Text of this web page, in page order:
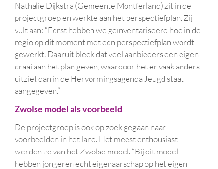
Nathalie Dijkstra (Gemeente Montferland) zit in de
projectgroep en werkte aan het perspectiefplan. Zij
vult aan: “Eerst hebben we geïnventariseerd hoe in de
regio op dit moment met een perspectiefplan wordt
gewerkt. Daaruit bleek dat veel aanbieders een eigen
draai aan het plan geven, waardoor het er vaak anders
uitziet dan in de Hervormingsagenda Jeugd staat
aangegeven.”
Zwolse model als voorbeeld
De projectgroep is ook op zoek gegaan naar
voorbeelden in het land. Het meest enthousiast
werden ze van het Zwolse model. “Bij dit model
hebben jongeren echt eigenaarschap op het eigen